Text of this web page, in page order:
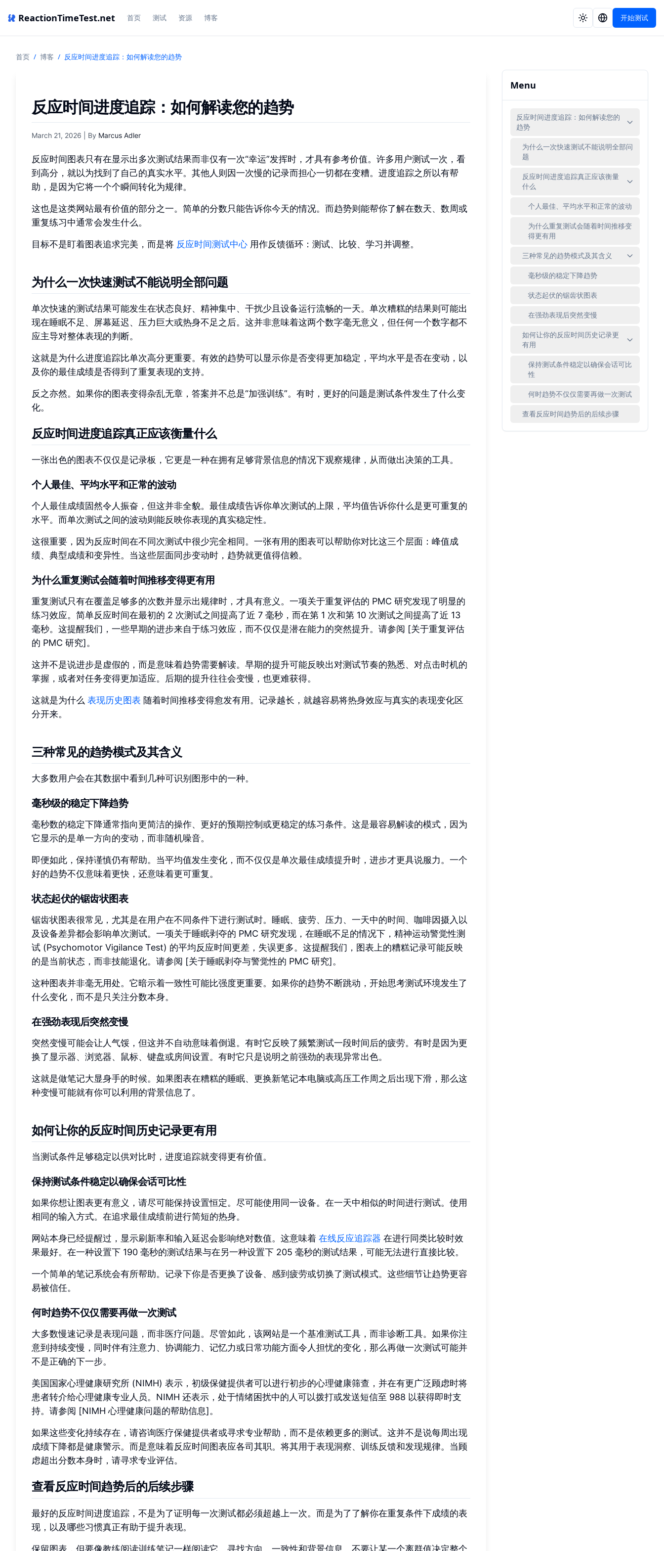
ReactionTimeTest.net 首页 测试 资源 博客 开始测试
首页 / 博客 / 反应时间进度追踪：如何解读您的趋势
反应时间进度追踪：如何解读您的趋势
March 21, 2026 | By Marcus Adler
反应时间图表只有在显示出多次测试结果而非仅有一次“幸运”发挥时，才具有参考价值。许多用户测试一次，看
到高分，就以为找到了自己的真实水平。其他人则因一次慢的记录而担心一切都在变糟。进度追踪之所以有帮
助，是因为它将一个个瞬间转化为规律。
这也是这类网站最有价值的部分之一。简单的分数只能告诉你今天的情况。而趋势则能帮你了解在数天、数周或
重复练习中通常会发生什么。
目标不是盯着图表追求完美，而是将 反应时间测试中心 用作反馈循环：测试、比较、学习并调整。
为什么一次快速测试不能说明全部问题
单次快速的测试结果可能发生在状态良好、精神集中、干扰少且设备运行流畅的一天。单次糟糕的结果则可能出
现在睡眠不足、屏幕延迟、压力巨大或热身不足之后。这并非意味着这两个数字毫无意义，但任何一个数字都不
应主导对整体表现的判断。
这就是为什么进度追踪比单次高分更重要。有效的趋势可以显示你是否变得更加稳定，平均水平是否在变动，以
及你的最佳成绩是否得到了重复表现的支持。
反之亦然。如果你的图表变得杂乱无章，答案并不总是“加强训练”。有时，更好的问题是测试条件发生了什么变
化。
反应时间进度追踪真正应该衡量什么
一张出色的图表不仅仅是记录板，它更是一种在拥有足够背景信息的情况下观察规律，从而做出决策的工具。
个人最佳、平均水平和正常的波动
个人最佳成绩固然令人振奋，但这并非全貌。最佳成绩告诉你单次测试的上限，平均值告诉你什么是更可重复的
水平。而单次测试之间的波动则能反映你表现的真实稳定性。
这很重要，因为反应时间在不同次测试中很少完全相同。一张有用的图表可以帮助你对比这三个层面：峰值成
绩、典型成绩和变异性。当这些层面同步变动时，趋势就更值得信赖。
为什么重复测试会随着时间推移变得更有用
重复测试只有在覆盖足够多的次数并显示出规律时，才具有意义。一项关于重复评估的 PMC 研究发现了明显的
练习效应。简单反应时间在最初的 2 次测试之间提高了近 7 毫秒，而在第 1 次和第 10 次测试之间提高了近 13
毫秒。这提醒我们，一些早期的进步来自于练习效应，而不仅仅是潜在能力的突然提升。请参阅 [关于重复评估
的 PMC 研究]。
这并不是说进步是虚假的，而是意味着趋势需要解读。早期的提升可能反映出对测试节奏的熟悉、对点击时机的
掌握，或者对任务变得更加适应。后期的提升往往会变慢，也更难获得。
这就是为什么 表现历史图表 随着时间推移变得愈发有用。记录越长，就越容易将热身效应与真实的表现变化区
分开来。
三种常见的趋势模式及其含义
大多数用户会在其数据中看到几种可识别图形中的一种。
毫秒级的稳定下降趋势
毫秒数的稳定下降通常指向更简洁的操作、更好的预期控制或更稳定的练习条件。这是最容易解读的模式，因为
它显示的是单一方向的变动，而非随机噪音。
即便如此，保持谨慎仍有帮助。当平均值发生变化，而不仅仅是单次最佳成绩提升时，进步才更具说服力。一个
好的趋势不仅意味着更快，还意味着更可重复。
状态起伏的锯齿状图表
锯齿状图表很常见，尤其是在用户在不同条件下进行测试时。睡眠、疲劳、压力、一天中的时间、咖啡因摄入以
及设备差异都会影响单次测试。一项关于睡眠剥夺的 PMC 研究发现，在睡眠不足的情况下，精神运动警觉性测
试 (Psychomotor Vigilance Test) 的平均反应时间更差，失误更多。这提醒我们，图表上的糟糕记录可能反映
的是当前状态，而非技能退化。请参阅 [关于睡眠剥夺与警觉性的 PMC 研究]。
这种图表并非毫无用处。它暗示着一致性可能比强度更重要。如果你的趋势不断跳动，开始思考测试环境发生了
什么变化，而不是只关注分数本身。
在强劲表现后突然变慢
突然变慢可能会让人气馁，但这并不自动意味着倒退。有时它反映了频繁测试一段时间后的疲劳。有时是因为更
换了显示器、浏览器、鼠标、键盘或房间设置。有时它只是说明之前强劲的表现异常出色。
这就是做笔记大显身手的时候。如果图表在糟糕的睡眠、更换新笔记本电脑或高压工作周之后出现下滑，那么这
种变慢可能就有你可以利用的背景信息了。
如何让你的反应时间历史记录更有用
当测试条件足够稳定以供对比时，进度追踪就变得更有价值。
保持测试条件稳定以确保会话可比性
如果你想让图表更有意义，请尽可能保持设置恒定。尽可能使用同一设备。在一天中相似的时间进行测试。使用
相同的输入方式。在追求最佳成绩前进行简短的热身。
网站本身已经提醒过，显示刷新率和输入延迟会影响绝对数值。这意味着 在线反应追踪器 在进行同类比较时效
果最好。在一种设置下 190 毫秒的测试结果与在另一种设置下 205 毫秒的测试结果，可能无法进行直接比较。
一个简单的笔记系统会有所帮助。记录下你是否更换了设备、感到疲劳或切换了测试模式。这些细节让趋势更容
易被信任。
何时趋势不仅仅需要再做一次测试
大多数慢速记录是表现问题，而非医疗问题。尽管如此，该网站是一个基准测试工具，而非诊断工具。如果你注
意到持续变慢，同时伴有注意力、协调能力、记忆力或日常功能方面令人担忧的变化，那么再做一次测试可能并
不是正确的下一步。
美国国家心理健康研究所 (NIMH) 表示，初级保健提供者可以进行初步的心理健康筛查，并在有更广泛顾虑时将
患者转介给心理健康专业人员。NIMH 还表示，处于情绪困扰中的人可以拨打或发送短信至 988 以获得即时支
持。请参阅 [NIMH 心理健康问题的帮助信息]。
如果这些变化持续存在，请咨询医疗保健提供者或寻求专业帮助，而不是依赖更多的测试。这并不是说每周出现
成绩下降都是健康警示。而是意味着反应时间图表应各司其职。将其用于表现洞察、训练反馈和发现规律。当顾
虑超出分数本身时，请寻求专业评估。
查看反应时间趋势后的后续步骤
最好的反应时间进度追踪，不是为了证明每一次测试都必须超越上一次。而是为了了解你在重复条件下成绩的表
现，以及哪些习惯真正有助于提升表现。
保留图表，但要像教练阅读训练笔记一样阅读它。寻找方向、一致性和背景信息。不要让某一个离群值决定整个
Menu
反应时间进度追踪：如何解读您的
趋势
为什么一次快速测试不能说明全部问
题
反应时间进度追踪真正应该衡量
什么
个人最佳、平均水平和正常的波动
为什么重复测试会随着时间推移变
得更有用
三种常见的趋势模式及其含义
毫秒级的稳定下降趋势
状态起伏的锯齿状图表
在强劲表现后突然变慢
如何让你的反应时间历史记录更
有用
保持测试条件稳定以确保会话可比
性
何时趋势不仅仅需要再做一次测试
查看反应时间趋势后的后续步骤